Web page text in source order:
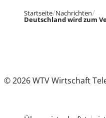
Startseite Nachrichten
Deutschland wird zum
© 2026 WTV Wirtschaft